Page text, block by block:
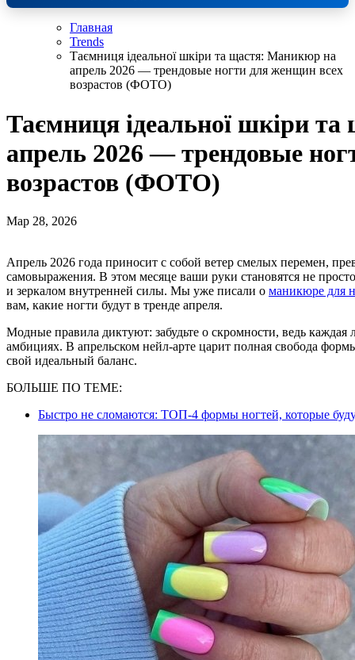
Главная
Trends
Таємниця ідеальної шкіри та щастя: Маникюр на
апрель 2026 — трендовые ногти для женщин всех
возрастов (ФОТО)
Таємниця ідеальної шкіри
апрель 2026 — трендовые
возрастов (ФОТО)
Мар 28, 2026
Апрель 2026 года приносит с собой ветер смелых перемен, превращая привычный уход за собой в настоящую магию
самовыражения. В этом месяце ваши руки становятся не
и зеркалом внутренней силы. Мы уже писали о маникюре для
вам, какие ногти будут в тренде апреля.
Модные правила диктуют: забудьте о скромности, ведь каждая
амбициях. В апрельском нейл-арте царит полная свобода
свой идеальный баланс.
БОЛЬШЕ ПО ТЕМЕ:
Быстро не сломаются: ТОП-4 формы ногтей, которые